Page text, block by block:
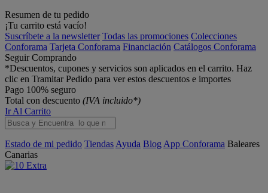
Resumen de tu pedido
¡Tu carrito está vacío!
Suscríbete a la newsletter Todas las promociones Colecciones
Conforama Tarjeta Conforama Financiación Catálogos Conforama
Seguir Comprando
*Descuentos, cupones y servicios son aplicados en el carrito. Haz
clic en Tramitar Pedido para ver estos descuentos e importes
Pago 100% seguro
Total con descuento (IVA incluido*)
Ir Al Carrito
Estado de mi pedido Tiendas Ayuda Blog App Conforama Baleares
Canarias